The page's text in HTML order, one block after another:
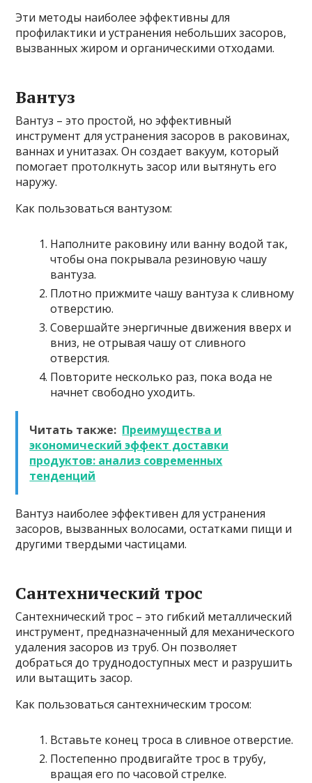
Эти методы наиболее эффективны для
профилактики и устранения небольших засоров,
вызванных жиром и органическими отходами.
Вантуз
Вантуз – это простой, но эффективный
инструмент для устранения засоров в раковинах,
ваннах и унитазах. Он создает вакуум, который
помогает протолкнуть засор или вытянуть его
наружу.
Как пользоваться вантузом:
Наполните раковину или ванну водой так,
чтобы она покрывала резиновую чашу
вантуза.
Плотно прижмите чашу вантуза к сливному
отверстию.
Совершайте энергичные движения вверх и
вниз, не отрывая чашу от сливного
отверстия.
Повторите несколько раз, пока вода не
начнет свободно уходить.
Читать также: Преимущества и
экономический эффект доставки
продуктов: анализ современных
тенденций
Вантуз наиболее эффективен для устранения
засоров, вызванных волосами, остатками пищи и
другими твердыми частицами.
Сантехнический трос
Сантехнический трос – это гибкий металлический
инструмент, предназначенный для механического
удаления засоров из труб. Он позволяет
добраться до труднодоступных мест и разрушить
или вытащить засор.
Как пользоваться сантехническим тросом:
Вставьте конец троса в сливное отверстие.
Постепенно продвигайте трос в трубу,
вращая его по часовой стрелке.